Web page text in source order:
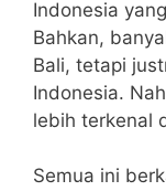
Indonesia
Bahkan,
Bali, tetapi
Indonesia.
lebih terkenal
Semua ini